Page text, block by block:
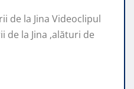
de la Jina Videoclipul
de la Jina ,alături de